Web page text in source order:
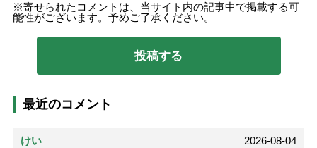
寄せられたコメントは、当サイト内の記事中で掲載する可
能性がございます。予めご了承ください。
最近のコメント
けい
2026-08-04